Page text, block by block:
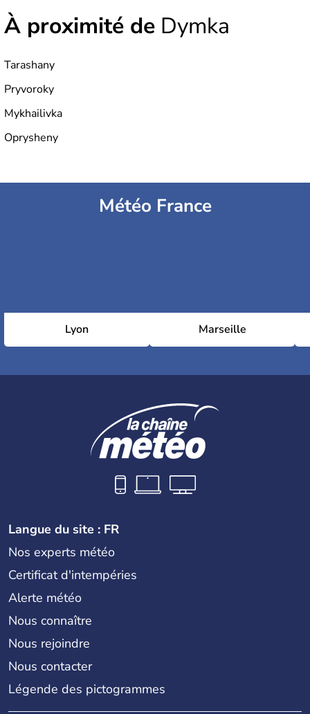
À proximité de Dymka
Tarashany
Pryvoroky
Mykhailivka
Oprysheny
Météo France
Lyon Marseille
Langue du site : FR
Nos experts météo
Certificat d'intempéries
Alerte météo
Nous connaître
Nous rejoindre
Nous contacter
Légende des pictogrammes